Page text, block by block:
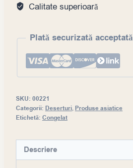
Calitate superioară
Plată securizată acceptată
SKU: 00221
Categorii: Deserturi, Produse asiatice
Etichetă: Congelat
Descriere